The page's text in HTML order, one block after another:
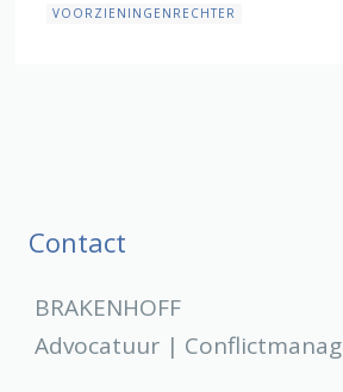
VOORZIENINGENRECHTER
Contact
BRAKENHOFF
Advocatuur |